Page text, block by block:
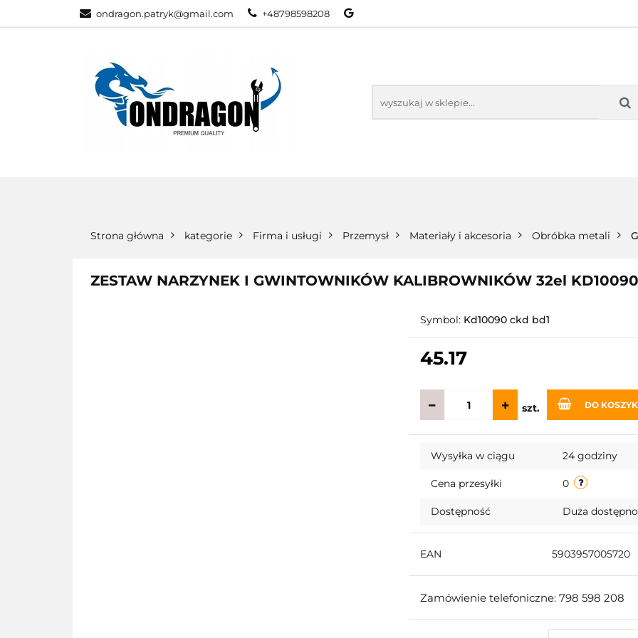
ondragon.patryk@gmail.com +48798598208
KATEGORIE NOWOŚCI
Strona główna kategorie Firma i usługi Przemysł Materiały i akcesoria Obróbka metali
ZESTAW NARZYNEK I GWINTOWNIKÓW KALIBROWNIKÓW 32el KD10090
Symbol: Kd10090 ckd bd1
45.17
szt. DO
Wysyłka w ciągu 24 godziny
Cena przesyłki 0
Dostępność Duża
EAN 5903957005720
Zamówienie telefoniczne: 798 598 208